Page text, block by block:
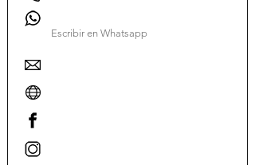
Escribir en Whatsapp